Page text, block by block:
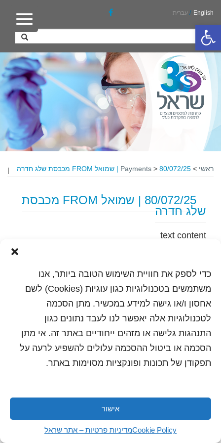
פתח סרגל נגישות
כדי לספק את חוויית השימוש הטובה ביותר, אנו
משתמשים בטכנולוגיות כגון עוגיות (Cookies) לשם
אחסון ו/או גישה למידע במכשיר. מתן הסכמה
לטכנולוגיות אלה יאפשר לנו לעבד נתונים כגון
התנהגות גלישה או מזהים ייחודיים באתר זה. אי מתן
הסכמה או ביטול ההסכמה עלולים להשפיע לרעה על
תפקודן של תכונות ופונקציות מסוימות באתר.
אישור
Cookie Policyמדיניות פרטיות – אתר שראל
English
/ עברית
ראשי >
Payments > 80/072/25 | שמואל FROM מכבסת שלג חדרה |
80/072/25 | שמואל FROM מכבסת
שלג חדרה
text content
כל הזכויות שמורות לשראל 2018 | עיצוב ותכנות: סטודיו
"היוצרים"